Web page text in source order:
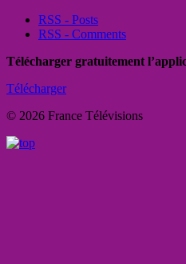
RSS - Posts
RSS - Comments
Télécharger gratuitement
Télécharger
© 2026 France Télévisions